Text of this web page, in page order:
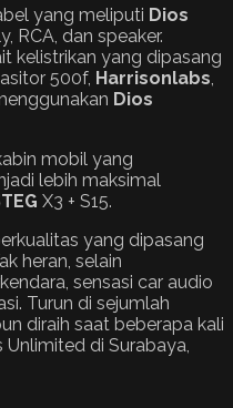
yang meliputi Dios
RCA, dan speaker.
kelistrikan yang dipasang
500f, Harrisonlabs
Dios
mobil yang
lebih maksimal
X3 + S15.
yang dipasang
heran, selain
sensasi car audio
Turun di sejumlah
diraih saat beberapa kali
di Surabaya,